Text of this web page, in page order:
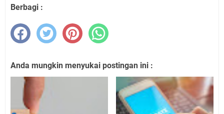
Berbagi :
Anda mungkin menyukai postingan ini :